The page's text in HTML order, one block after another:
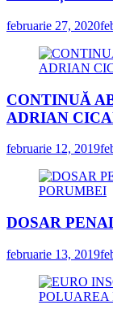
februarie 27, 2020
CONTINUĂ
ADRIAN
februarie 12, 2019
DOSAR
februarie 13, 2019